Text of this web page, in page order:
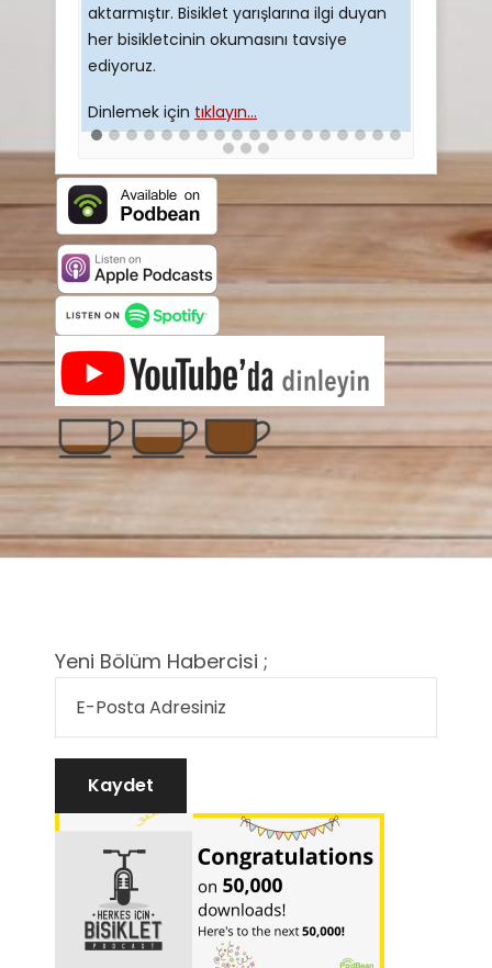
aktarmıştır. Bisiklet yarışlarına ilgi duyan
her bisikletcinin okumasını tavsiye
ediyoruz.
Dinlemek için tıklayın...
Yeni Bölüm Habercisi ;